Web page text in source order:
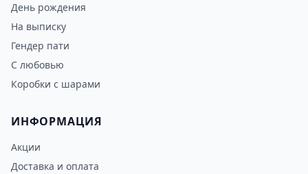
День рождения
На выписку
Гендер пати
С любовью
Коробки с шарами
ИНФОРМАЦИЯ
Акции
Доставка и оплата